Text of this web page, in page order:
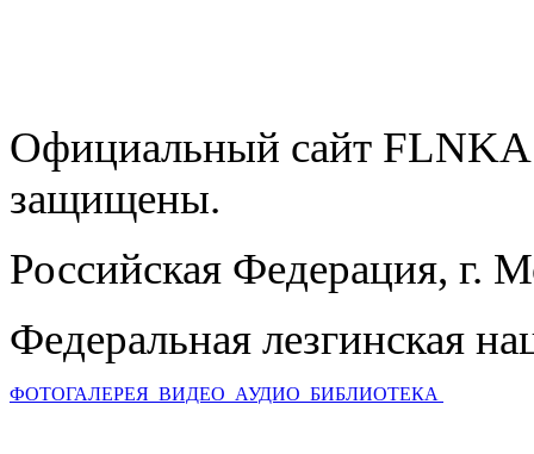
Официальный сайт
защищены.
Российская Федерация, г.
Федеральная лезгинская
ФОТОГАЛЕРЕЯ ВИДЕО АУДИО БИБЛИОТЕКА